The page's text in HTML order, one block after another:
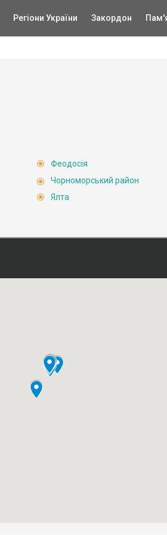
Регіони України Закордон
Феодосія
Чорноморський район
Ялта